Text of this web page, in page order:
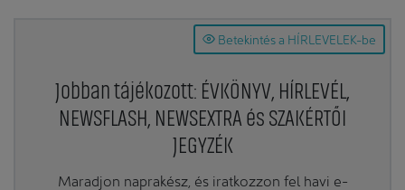
Betekintés a HÍRLEVELEK-be
Jobban tájékozott: ÉVKÖNYV, HÍRLEVÉL,
NEWSFLASH, NEWSEXTRA és SZAKÉRTŐI
JEGYZÉK
Maradjon naprakész, és iratkozzon fel havi e-